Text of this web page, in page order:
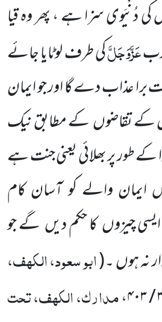
دُنْیَوی سزا ہے ، پھر وہ قیا
عَزَّوَجَلَّکی طرف لوٹایا جائے
برا عذاب دے گا اور جو ایمان
کے تقاضوںکے مطابق نیک
کے طور پر بھلائی یعنی جنت ہے
ایمان والے کو آسانکام
چیزوںکا حکم دیںگے جو
نہ ہوں ۔(ابو سعود، الکہف،
مدارک، الکہف، تحت